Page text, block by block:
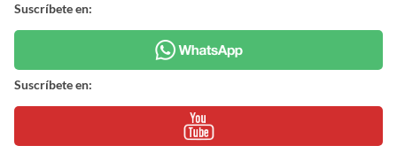
Suscríbete en:
Suscríbete en: